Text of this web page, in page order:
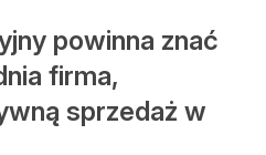
powinna znać
firma,
sprzedaż w